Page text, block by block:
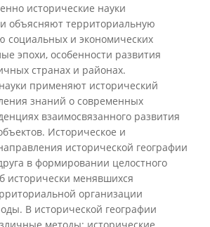
исторические науки
объясняют территориальную
и экономических
эпохи, особенности развития
странах и районах.
применяют исторический
знаний о современных
взаимосвязанного развития
Историческое и
исторической географии
в формировании целостного
исторически менявшихся
организации
В исторической географии
методы: исторические